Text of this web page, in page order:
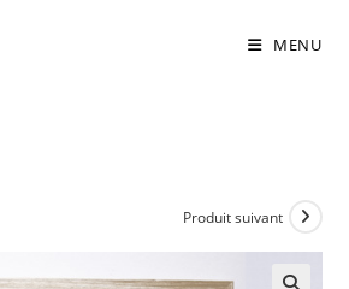
MENU
Produit suivant